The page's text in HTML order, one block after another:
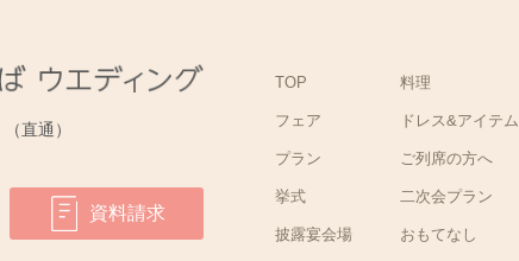
（直通）
資料請求
TOP
フェア
プラン
挙式
披露宴会場
料理
ドレス&アイテム
ご列席の方へ
二次会プラン
おもてなし